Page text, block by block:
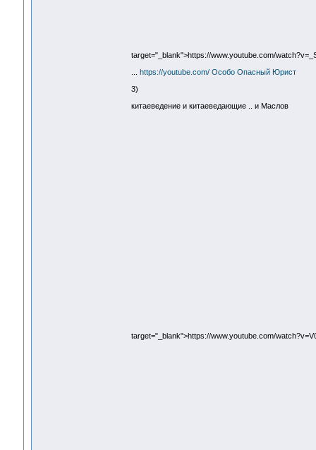
target="_blank">https://www.youtube.com/
https://youtube.com/ Особо Опасный Юрист
3)
китаеведение и китаеведающие .. и Маслов
target="_blank">https://www.youtube.com/